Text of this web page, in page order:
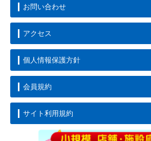
お問い合わせ
アクセス
個人情報保護方針
会員規約
サイト利用規約